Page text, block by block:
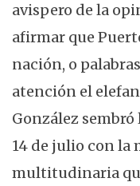
avispero de la
afirmar que
nación, o
atención el
González
14 de julio con la
multitudinaria